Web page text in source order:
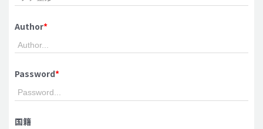
idニュース
病院紹介
安全整形
ご相談のお問い合わせ
Author*
Password*
国籍